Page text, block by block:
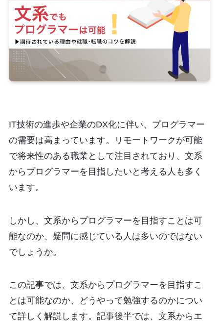
IT技術の進歩や企業のDX化に伴い、プログラマー
の需要は高まっています。リモートワークが可能
で将来性のある職業として注目されており、文系
からプログラマーを目指したいと考える人も多く
います。
しかし、文系からプログラマーを目指すことは可
能なのか、疑問に感じている人は多いのではない
でしょうか。
この記事では、文系からプログラマーを目指すこ
とは可能なのか、どうやって勉強するのかについ
て詳しく解説します。記事後半では、文系からエ